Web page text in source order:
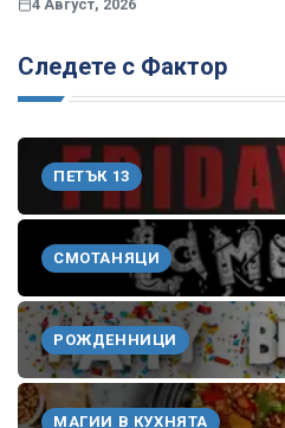
4 Август, 2026
Следете с Фактор
ПЕТЪК 13
СМОТАНЯЦИ
РОЖДЕННИЦИ
МАГИИ В КУХНЯТА